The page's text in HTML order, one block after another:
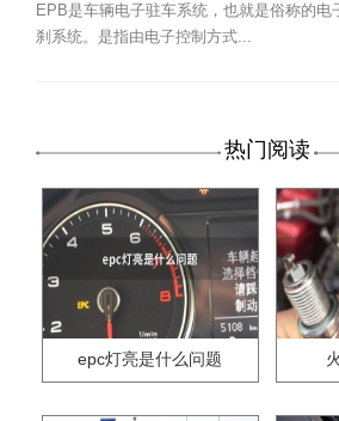
EPB是车辆电子驻车系统，也就是俗称的电
刹系统。是指由电子控制方式...
热门阅读
epc灯亮是什么问题